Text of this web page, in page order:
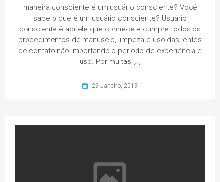
maneira consciente é um usuário consciente? Você
sabe o que é um usuário consciente? Usuário
consciente é aquele que conhece e cumpre todos os
procedimentos de manuseio, limpeza e uso das lentes
de contato não importando o período de experiência e
uso. Por muitas […]
29 Janeiro, 2019